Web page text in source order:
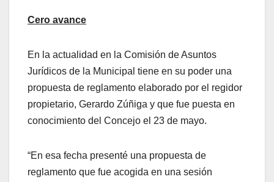
Cero avance
En la actualidad en la Comisión de Asuntos
Jurídicos de la Municipal tiene en su poder una
propuesta de reglamento elaborado por el regidor
propietario, Gerardo Zúñiga y que fue puesta en
conocimiento del Concejo el 23 de mayo.
“En esa fecha presenté una propuesta de
reglamento que fue acogida en una sesión